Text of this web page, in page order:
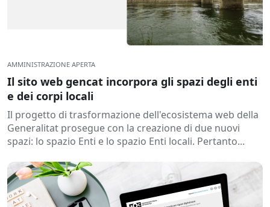
AMMINISTRAZIONE APERTA
Il sito web gencat incorpora gli spazi degli enti
e dei corpi locali
Il progetto di trasformazione dell'ecosistema web della
Generalitat prosegue con la creazione di due nuovi
spazi: lo spazio Enti e lo spazio Enti locali. Pertanto...